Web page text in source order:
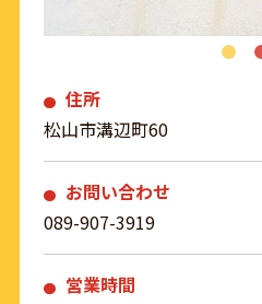
住所
松山市溝辺町60
お問い合わせ
089-907-3919
営業時間